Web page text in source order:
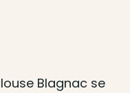
Blagnac se